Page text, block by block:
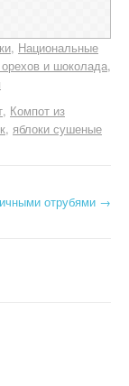
Национальные
и шоколада
Компот из
яблоки сушеные
отрубями →